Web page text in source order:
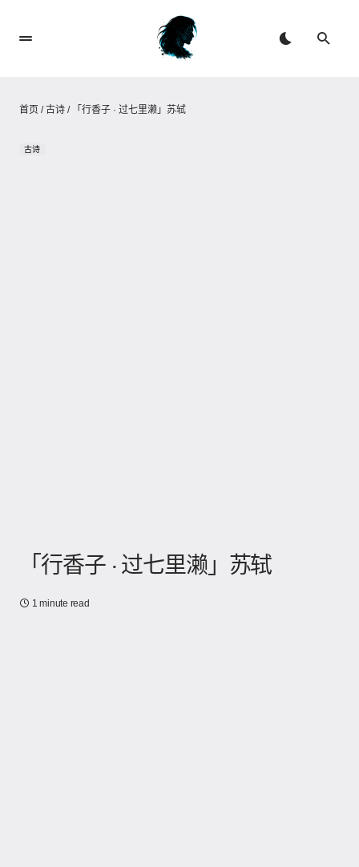
首页 /古诗 / 「行香子 · 过七里濑」苏轼
古诗
「行香子 · 过七里濑」苏轼
1 minute read